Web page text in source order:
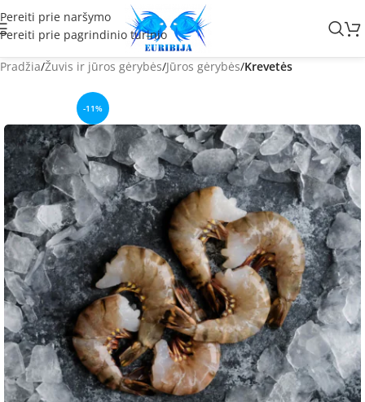
Pereiti prie naršymo
Pereiti prie pagrindinio turinio
Pradžia Žuvis ir jūros gėrybės Jūros gėrybės Krevetės
-11%